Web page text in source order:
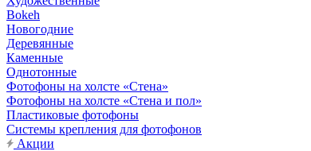
Bokeh
Новогодние
Деревянные
Каменные
Однотонные
Фотофоны на холсте «Стена»
Фотофоны на холсте «Стена и пол»
Пластиковые фотофоны
Системы крепления для фотофонов
Акции